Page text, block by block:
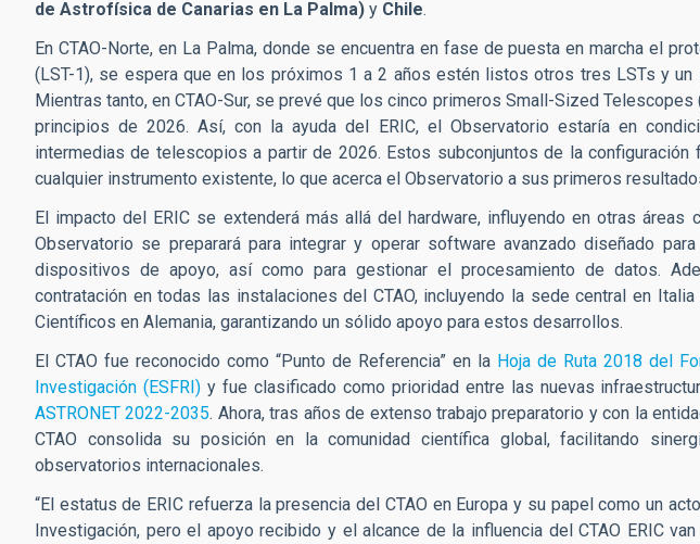
de Astrofísica de Canarias en La Palma) y Chile.
En CTAO-Norte, en La Palma, donde se encuentra en fase de puesta en marcha el
(LST-1), se espera que en los próximos 1 a 2 años estén listos otros tres LSTs y un
Mientras tanto, en CTAO-Sur, se prevé que los cinco primeros Small-Sized
principios de 2026. Así, con la ayuda del ERIC, el Observatorio estaría en
intermedias de telescopios a partir de 2026. Estos subconjuntos de la configuración
cualquier instrumento existente, lo que acerca el Observatorio a sus primeros
El impacto del ERIC se extenderá más allá del hardware, influyendo en otras áreas
Observatorio se preparará para integrar y operar software avanzado diseñado
dispositivos de apoyo, así como para gestionar el procesamiento de datos.
contratación en todas las instalaciones del CTAO, incluyendo la sede central en
Científicos en Alemania, garantizando un sólido apoyo para estos desarrollos.
El CTAO fue reconocido como “Punto de Referencia” en la Hoja de Ruta 2018 del
Investigación (ESFRI)y fue clasificado como prioridad entre las nuevas
ASTRONET 2022-2035. Ahora, tras años de extenso trabajo preparatorio y con la
CTAO consolida su posición en la comunidad científica global, facilitando
observatorios internacionales.
“El estatus de ERIC refuerza la presencia del CTAO en Europa y su papel como un
Investigación, pero el apoyo recibido y el alcance de la influencia del CTAO ERIC